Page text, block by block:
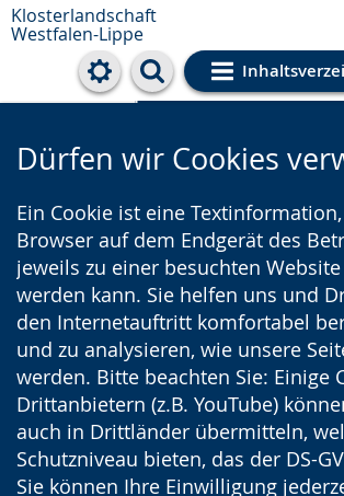
Klosterlandschaft
Westfalen-Lippe
Cookie-Einstellungen
Dürfen wir Cookies
Ein Cookie ist eine
Browser auf dem Endgerät des
jeweils zu einer besuchten
werden kann. Sie helfen uns und
den Internetauftritt komfortabel
und zu analysieren, wie unsere
werden. Bitte beachten Sie: Einige
Drittanbietern (z.B. YouTube)
auch in Drittländer übermitteln,
Schutzniveau bieten, das der DS-
Sie können Ihre Einwilligung